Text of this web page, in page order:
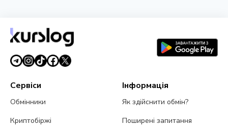
3 серпня 2026 р.5 хв читання
Сервіси
Обмінники
Криптобіржі
Інформація
Як здійснити обмін?
Поширені запитання